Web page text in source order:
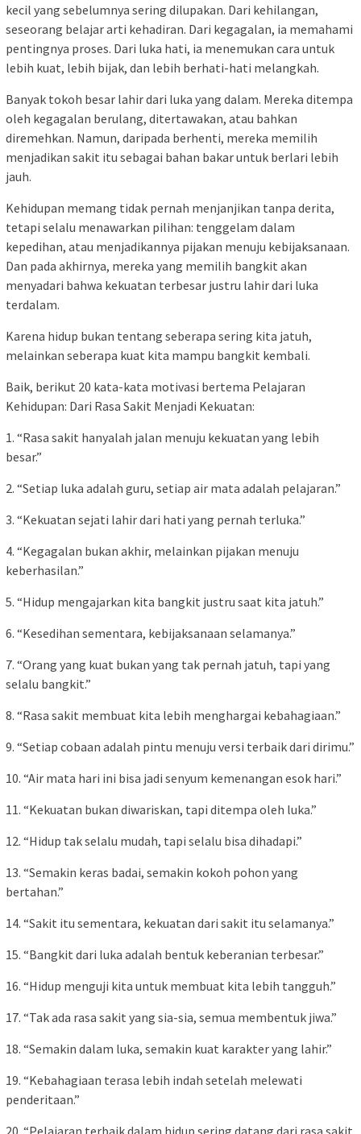
kecil yang sebelumnya sering dilupakan. Dari kehilangan,
seseorang belajar arti kehadiran. Dari kegagalan, ia memahami
pentingnya proses. Dari luka hati, ia menemukan cara untuk
lebih kuat, lebih bijak, dan lebih berhati-hati melangkah.
Banyak tokoh besar lahir dari luka yang dalam. Mereka ditempa
oleh kegagalan berulang, ditertawakan, atau bahkan
diremehkan. Namun, daripada berhenti, mereka memilih
menjadikan sakit itu sebagai bahan bakar untuk berlari lebih
jauh.
Kehidupan memang tidak pernah menjanjikan tanpa derita,
tetapi selalu menawarkan pilihan: tenggelam dalam
kepedihan, atau menjadikannya pijakan menuju kebijaksanaan.
Dan pada akhirnya, mereka yang memilih bangkit akan
menyadari bahwa kekuatan terbesar justru lahir dari luka
terdalam.
Karena hidup bukan tentang seberapa sering kita jatuh,
melainkan seberapa kuat kita mampu bangkit kembali.
Baik, berikut 20 kata-kata motivasi bertema Pelajaran
Kehidupan: Dari Rasa Sakit Menjadi Kekuatan:
1. “Rasa sakit hanyalah jalan menuju kekuatan yang lebih
besar.”
2. “Setiap luka adalah guru, setiap air mata adalah pelajaran.”
3. “Kekuatan sejati lahir dari hati yang pernah terluka.”
4. “Kegagalan bukan akhir, melainkan pijakan menuju
keberhasilan.”
5. “Hidup mengajarkan kita bangkit justru saat kita jatuh.”
6. “Kesedihan sementara, kebijaksanaan selamanya.”
7. “Orang yang kuat bukan yang tak pernah jatuh, tapi yang
selalu bangkit.”
8. “Rasa sakit membuat kita lebih menghargai kebahagiaan.”
9. “Setiap cobaan adalah pintu menuju versi terbaik dari dirimu.”
10. “Air mata hari ini bisa jadi senyum kemenangan esok hari.”
11. “Kekuatan bukan diwariskan, tapi ditempa oleh luka.”
12. “Hidup tak selalu mudah, tapi selalu bisa dihadapi.”
13. “Semakin keras badai, semakin kokoh pohon yang
bertahan.”
14. “Sakit itu sementara, kekuatan dari sakit itu selamanya.”
15. “Bangkit dari luka adalah bentuk keberanian terbesar.”
16. “Hidup menguji kita untuk membuat kita lebih tangguh.”
17. “Tak ada rasa sakit yang sia-sia, semua membentuk jiwa.”
18. “Semakin dalam luka, semakin kuat karakter yang lahir.”
19. “Kebahagiaan terasa lebih indah setelah melewati
penderitaan.”